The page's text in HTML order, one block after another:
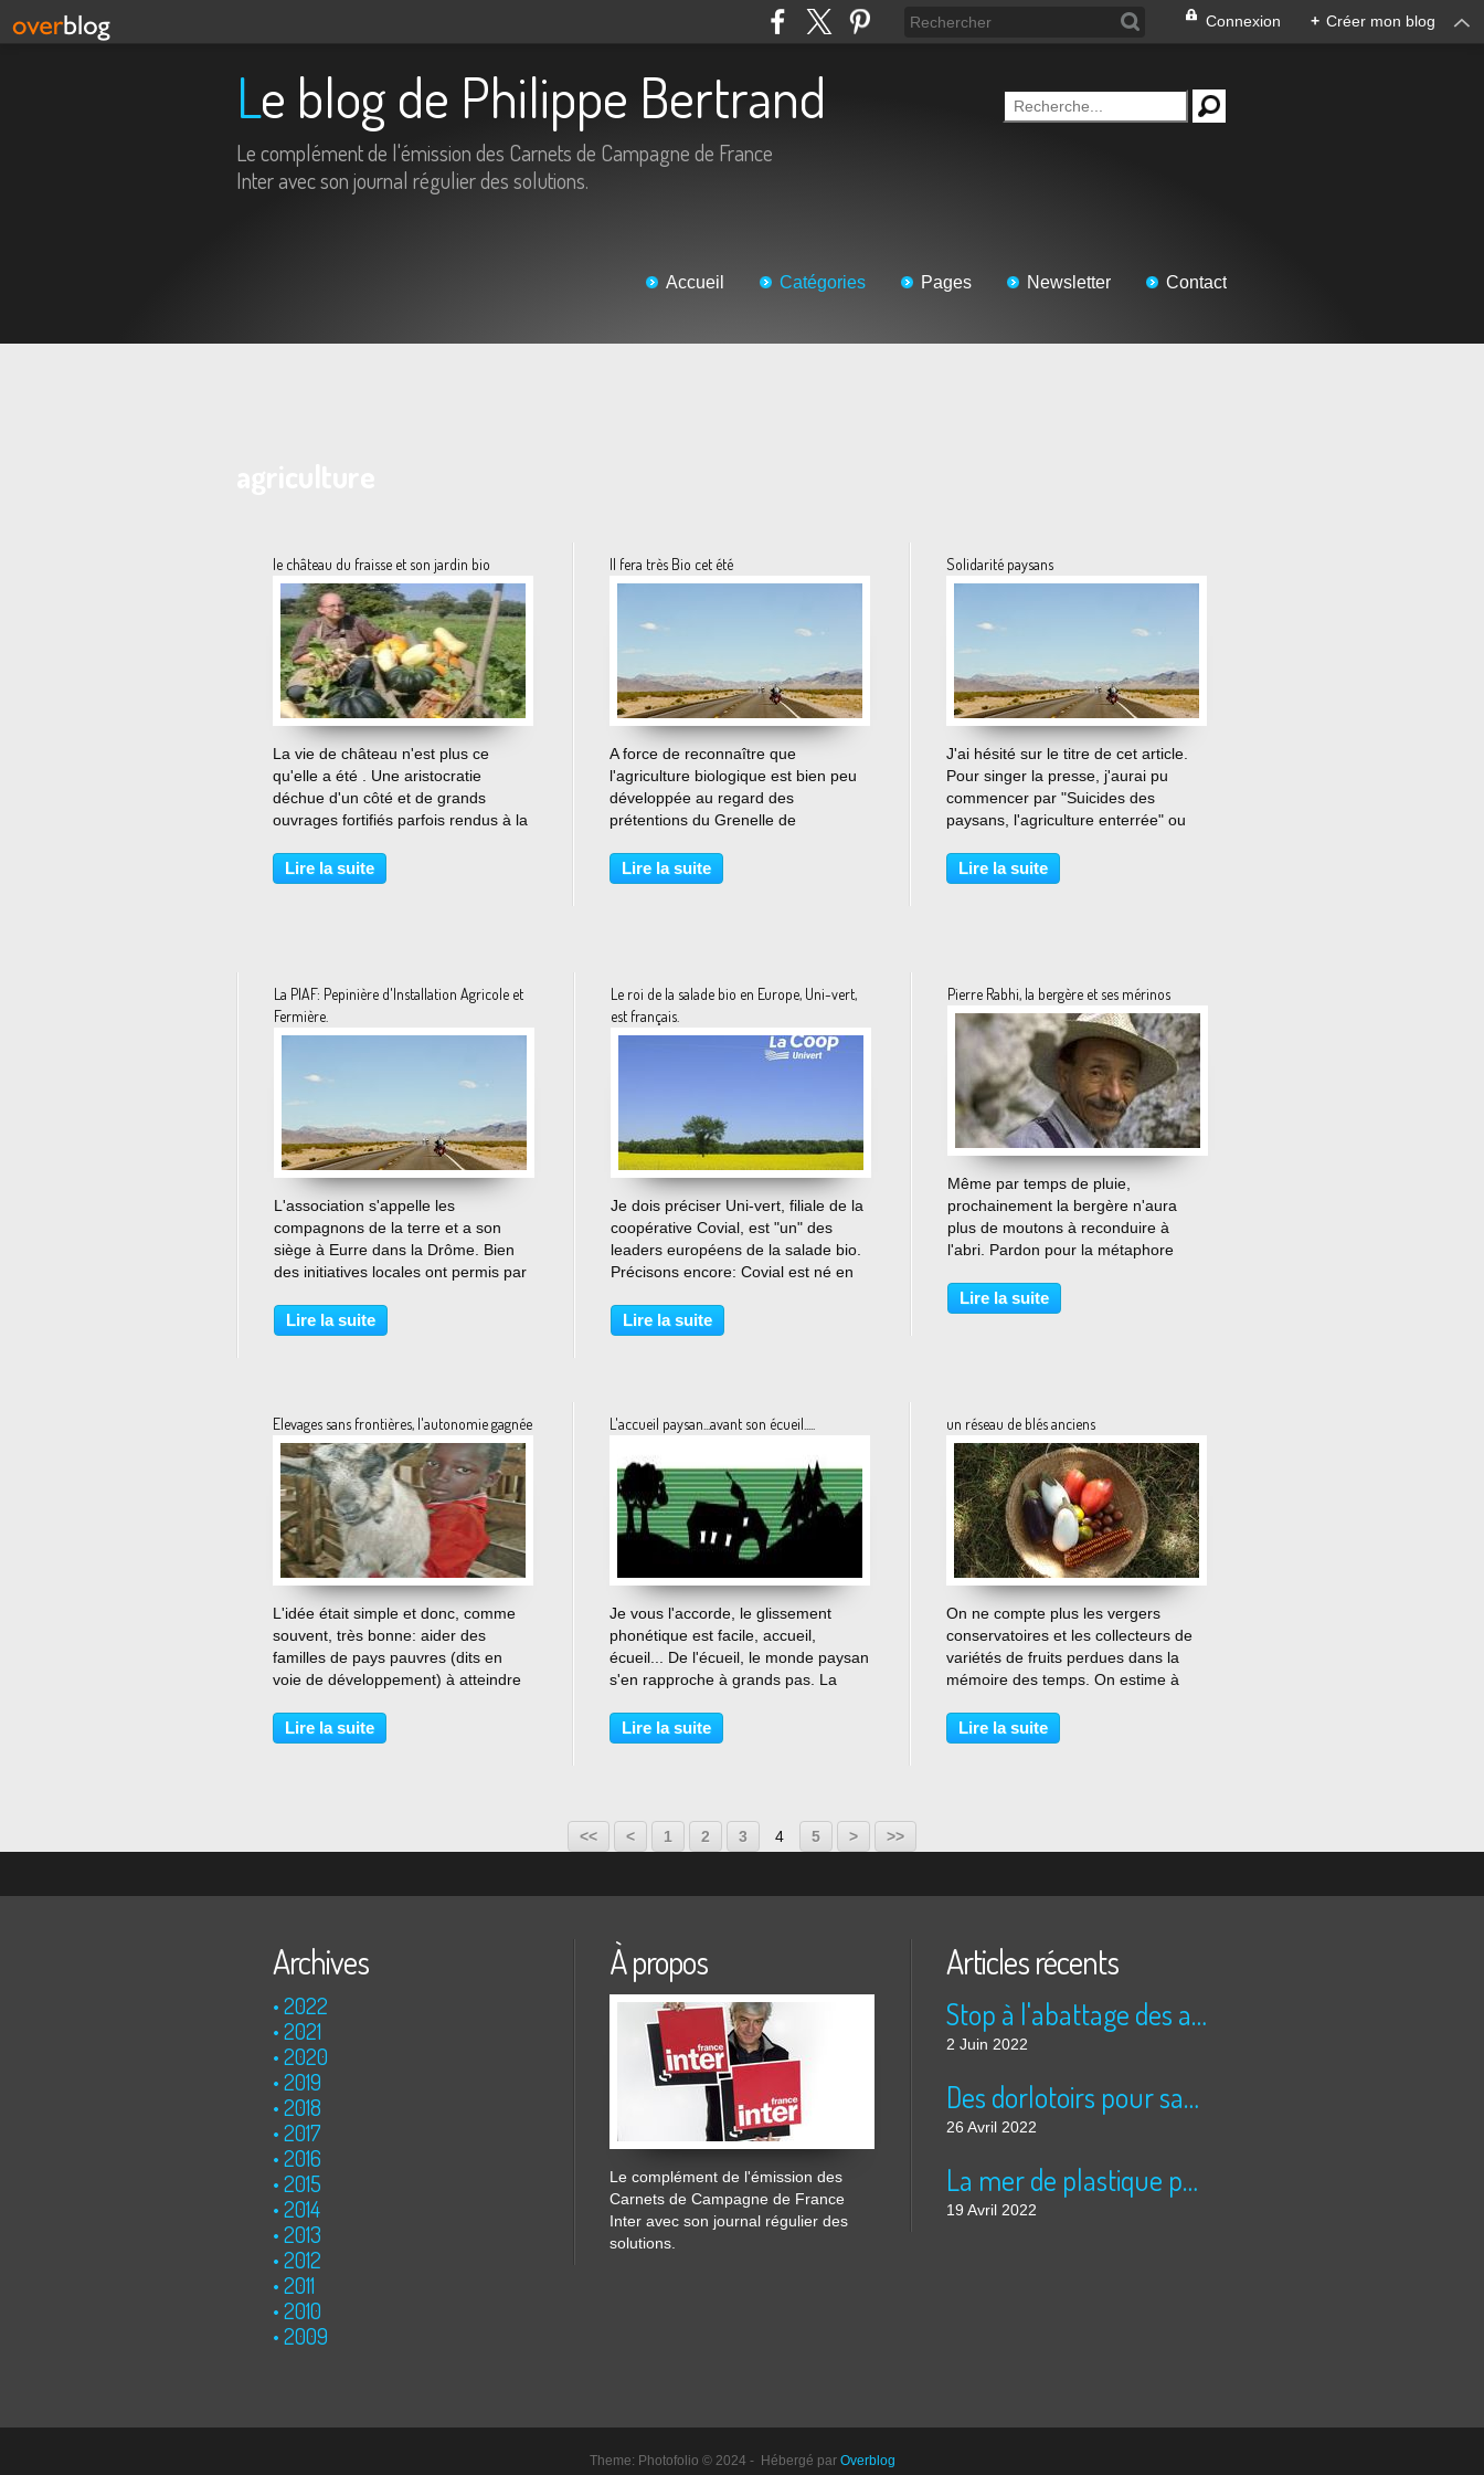
Connexion + Créer mon blog
Le blog de Philippe Bertrand
Le complément de l'émission des Carnets de Campagne de France
Inter avec son journal régulier des solutions.
Accueil Catégories Pages Newsletter Contact
le château du fraisse et son jardin bio
…
La vie de château n'est plus ce
qu'elle a été . Une aristocratie
déchue d'un côté et de grands
ouvrages fortifiés parfois rendus à la
vous me passez l'expression, à la
rénovation d'un château, est une
Lire la suite
Il fera très Bio cet été
…
A force de reconnaître que
l'agriculture biologique est bien peu
développée au regard des
prétentions du Grenelle de
regarder la réalité en face. Partie de
loin, cette agriculture gagne du
Lire la suite
Solidarité paysans
…
J'ai hésité sur le titre de cet article.
Pour singer la presse, j'aurai pu
commencer par "Suicides des
paysans, l'agriculture enterrée" ou
la PAC, une solidarité s'impose".
C'est dans les années 80
Lire la suite
La PIAF: Pepinière d'Installation Agricole et
Fermière.
…
L'association s'appelle les
compagnons de la terre et a son
siège à Eurre dans la Drôme. Bien
des initiatives locales ont permis par
des coopératives d'emploi de tester
des projets avant validation
Lire la suite
Le roi de la salade bio en Europe, Uni-vert,
est français.
…
Je dois préciser Uni-vert, filiale de la
coopérative Covial, est "un" des
leaders européens de la salade bio.
Précisons encore: Covial est né en
l'origine une belle poignée de
producteurs locaux de fruits et de
Lire la suite
Pierre Rabhi, la bergère et ses mérinos
…
Même par temps de pluie,
prochainement la bergère n'aura
plus de moutons à reconduire à
l'abri. Pardon pour la métaphore
temps et le temps, c'est de......),
disons que la Bergerie Nationale de
Lire la suite
Elevages sans frontières, l'autonomie gagnée
…
L'idée était simple et donc, comme
souvent, très bonne: aider des
familles de pays pauvres (dits en
voie de développement) à atteindre
alimentaire en pratiquant l'élevage.
Parole d'un éleveur français, André
Lire la suite
L'accueil paysan...avant son écueil.....
…
Je vous l'accorde, le glissement
phonétique est facile, accueil,
écueil... De l'écueil, le monde paysan
s'en rapproche à grands pas. La
France est catastrophique. La
course immobilière au foncier est
Lire la suite
un réseau de blés anciens
…
On ne compte plus les vergers
conservatoires et les collecteurs de
variétés de fruits perdues dans la
mémoire des temps. On estime à
pommes; alors qu'elles sont à peine
une dizaine à garnir les étalages des
Lire la suite
<< < 1 2 3 4 5 > >>
Archives
2022
2021
2020
2019
2018
2017
2016
2015
2014
2013
2012
2011
2010
2009
À propos
Le complément de l'émission des
Carnets de Campagne de France
Inter avec son journal régulier des
solutions.
Articles récents
Stop à l'abattage des arbres!!!!
2 Juin 2022
Des dorlotoirs pour sauver les abeilles sauvages....
26 Avril 2022
La mer de plastique pour légumes à échelle inhumaine, à Almeria: 5 fois la superficie de Paris....
19 Avril 2022
Theme: Photofolio © 2024 - Hébergé par Overblog